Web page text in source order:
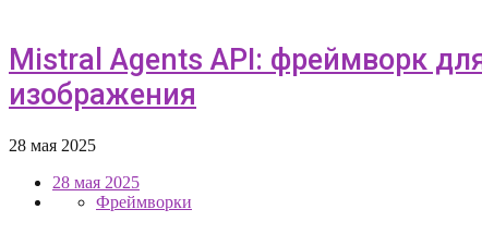
Mistral Agents API: фреймворк
изображения
28 мая 2025
28 мая 2025
Фреймворки